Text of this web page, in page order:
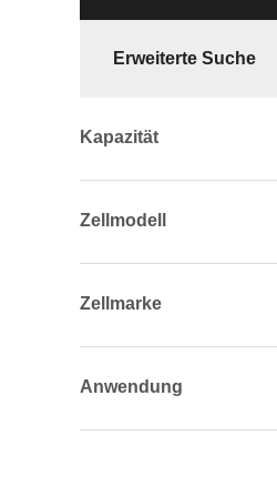
Erweiterte Suche
Kapazität
Zellmodell
Zellmarke
Anwendung